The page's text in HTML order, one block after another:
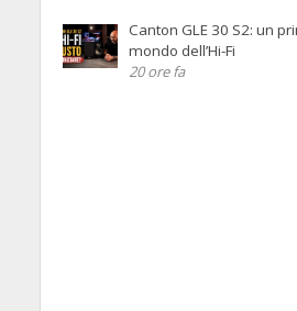
Canton GLE 30 S2: un
mondo dell’Hi-Fi
20 ore fa